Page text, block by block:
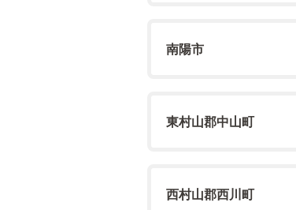
南陽市
東村山郡中山町
西村山郡西川町